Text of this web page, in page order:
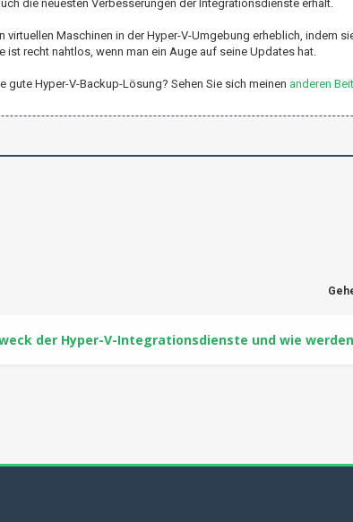
die neuesten Verbesserungen der Integrationsdienste erhält.
Maschinen in der Hyper-V-Umgebung erheblich, indem
recht nahtlos, wenn man ein Auge auf seine Updates hat.
gute Hyper-V-Backup-Lösung? Sehen Sie sich meinen anderen
der Hyper-V-Integrationsdienste und wie